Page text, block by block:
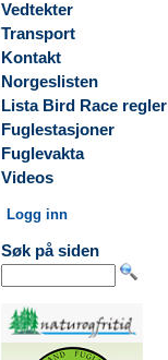
Vedtekter
Transport
Kontakt
Norgeslisten
Lista Bird Race regler
Fuglestasjoner
Fuglevakta
Videos
Logg inn
Søk på siden